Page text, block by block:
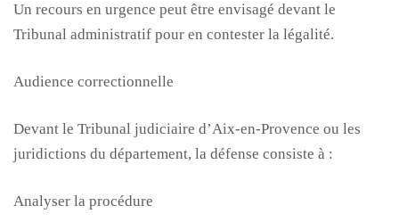
Un recours en urgence peut être envisagé devant le
Tribunal administratif pour en contester la légalité.
Audience correctionnelle
Devant le Tribunal judiciaire d’Aix-en-Provence ou les
juridictions du département, la défense consiste à :
Analyser la procédure